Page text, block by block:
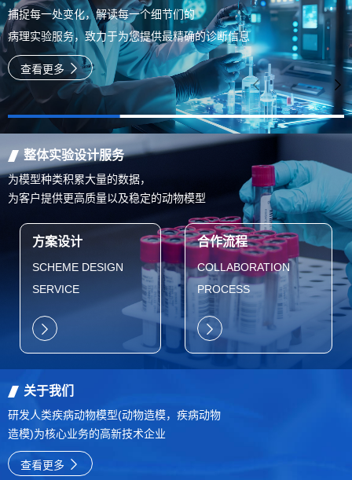
捕捉每一处变化，解读每一个细节们的
病理实验服务，致力于为您提供最精确的诊断信息
查看更多
整体实验设计服务
为模型种类积累大量的数据，
为客户提供更高质量以及稳定的动物模型
方案设计
SCHEME DESIGN
SERVICE
合作流程
COLLABORATION
PROCESS
关于我们
研发人类疾病动物模型(动物造模，疾病动物
造模)为核心业务的高新技术企业
查看更多